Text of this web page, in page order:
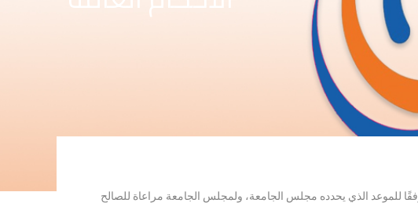
للموعد الذي يحدده مجلس الجامعة، ولمجلس الجامعة مراعاة للصالح